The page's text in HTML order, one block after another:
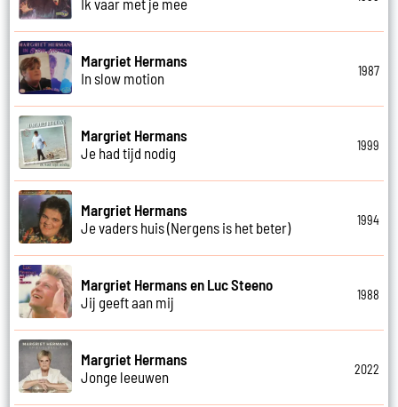
Margriet Hermans
In slow motion
1987
Margriet Hermans
Je had tijd nodig
1999
Margriet Hermans
Je vaders huis (Nergens is het beter)
1994
Margriet Hermans en Luc Steeno
Jij geeft aan mij
1988
Margriet Hermans
Jonge leeuwen
2022